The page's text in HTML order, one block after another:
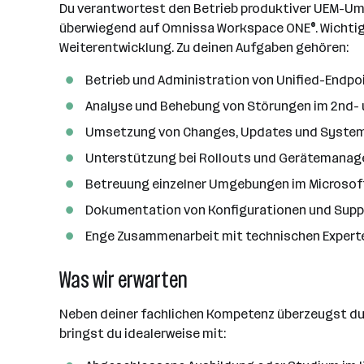
e
n
e
b
e
e
i
t
e
n
z
a
h
l
o
r
e
Du verantwortest den Betrieb produktiver UEM-
überwiegend auf Omnissa Workspace ONE®.
Weiterentwicklung. Zu deinen Aufgaben gehören:
Betrieb und Administration von Unified-
Analyse und Behebung von Störungen im
Umsetzung von Changes, Updates und
Unterstützung bei Rollouts und
Betreuung einzelner Umgebungen im
Dokumentation von Konfigurationen und
Enge Zusammenarbeit mit technischen
Was wir erwarten
Neben deiner fachlichen Kompetenz überzeugst
bringst du idealerweise mit: